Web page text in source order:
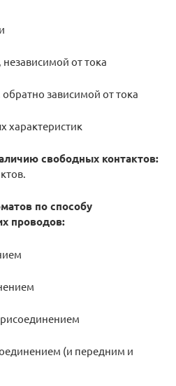
от тока
зависимой от тока
характеристик
свободных контактов:
по способу
проводов:
(и передним и